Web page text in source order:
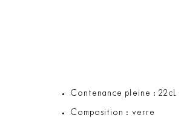
Contenance pleine : 22cL
Composition : verre